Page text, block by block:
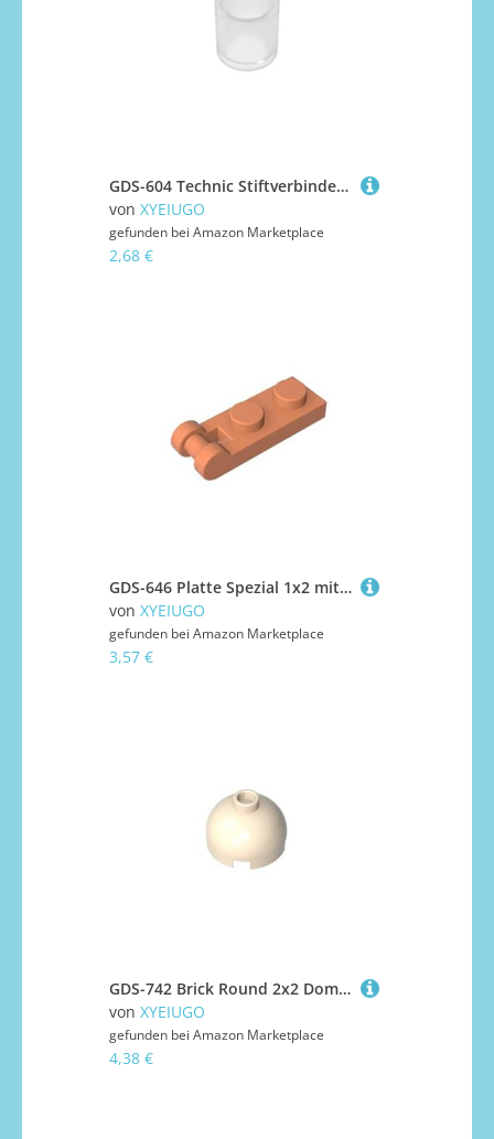
GDS-604 Technic Stiftverbinder, rund, 1 l, 50 Stück, kompatibel mit Lego 18654 DIY-Teilen und MOC-Komponenten für große Ziegelmarken, Farbe:Volltransparent/Klar 40
von XYEIUGO
gefunden bei Amazon Marketplace
2,68 €
GDS-646 Platte Spezial 1x2 mit Griff am Ende (geschlossene Enden), 50 Stück, kompatibel mit Lego 60478 DIY-Teilen und MOC-Komponenten für große Ziegelmarken, Farbe:Mittelhautfarben
von XYEIUGO
gefunden bei Amazon Marketplace
3,57 €
GDS-742 Brick Round 2x2 Dome Top-Blockierter offener Bolzen ohne untere Achsenhalterung, 50 Stück, kompatibel mit Lego 553c 18841 30367 40528 3262 Farbe:Weißgelb 0
von XYEIUGO
gefunden bei Amazon Marketplace
4,38 €